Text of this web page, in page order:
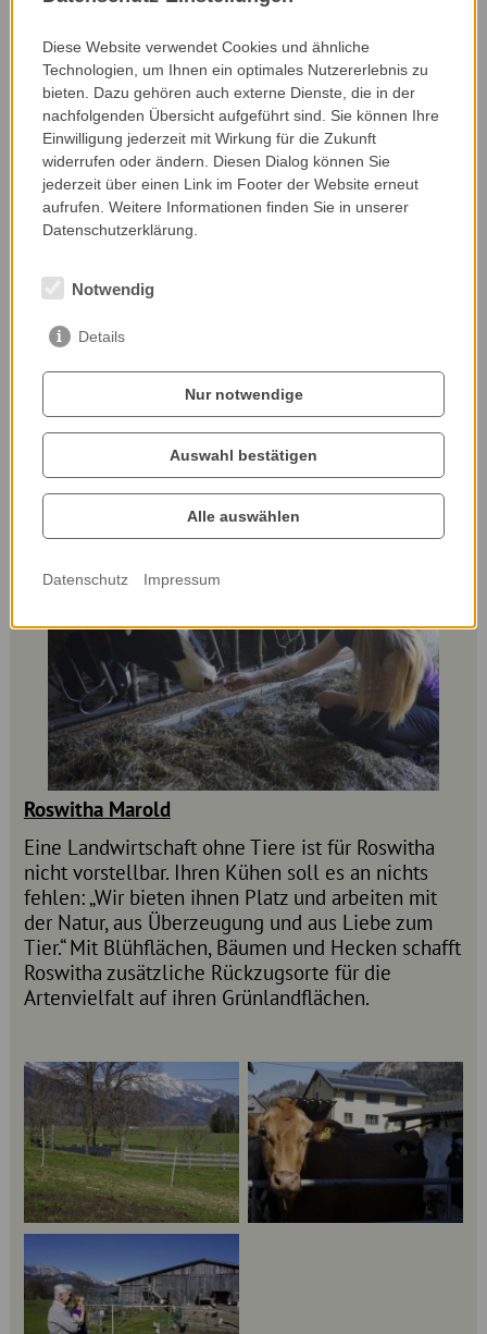
Roswitha Marold
Eine Landwirtschaft ohne Tiere ist für Roswitha
nicht vorstellbar. Ihren Kühen soll es an nichts
fehlen: „Wir bieten ihnen Platz und arbeiten mit
der Natur, aus Überzeugung und aus Liebe zum
Tier.“ Mit Blühflächen, Bäumen und Hecken schafft
Roswitha zusätzliche Rückzugsorte für die
Artenvielfalt auf ihren Grünlandflächen.
Diese Website verwendet Cookies und ähnliche
Technologien, um Ihnen ein optimales Nutzererlebnis zu
bieten. Dazu gehören auch externe Dienste, die in der
nachfolgenden Übersicht aufgeführt sind. Sie können Ihre
Einwilligung jederzeit mit Wirkung für die Zukunft
widerrufen oder ändern. Diesen Dialog können Sie
jederzeit über einen Link im Footer der Website erneut
aufrufen. Weitere Informationen finden Sie in unserer
Datenschutzerklärung.
Notwendig
Details
Nur notwendige
Auswahl bestätigen
Alle auswählen
Datenschutz Impressum